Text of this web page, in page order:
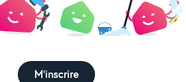
M'inscrire